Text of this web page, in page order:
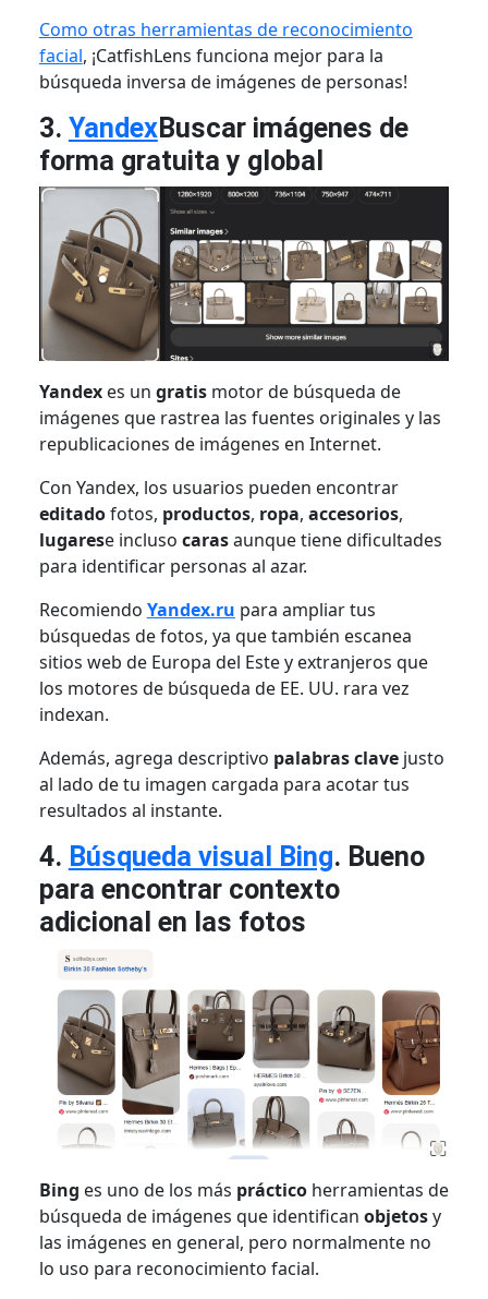
Como otras herramientas de reconocimiento
facial, ¡CatfishLens funciona mejor para la
búsqueda inversa de imágenes de personas!
3. YandexBuscar imágenes de
forma gratuita y global
Yandex es un gratis motor de búsqueda de
imágenes que rastrea las fuentes originales y las
republicaciones de imágenes en Internet.
Con Yandex, los usuarios pueden encontrar
editadofotos, productos, ropa, accesorios,
lugarese incluso carasaunque tiene dificultades
para identificar personas al azar.
Recomiendo Yandex.ru para ampliar tus
búsquedas de fotos, ya que también escanea
sitios web de Europa del Este y extranjeros que
los motores de búsqueda de EE. UU. rara vez
indexan.
Además, agrega descriptivo palabras clave justo
al lado de tu imagen cargada para acotar tus
resultados al instante.
4. Búsqueda visual Bing. Bueno
para encontrar contexto
adicional en las fotos
Bing es uno de los más práctico herramientas de
búsqueda de imágenes que identifican objetosy
las imágenes en general, pero normalmente no
lo uso para reconocimiento facial.